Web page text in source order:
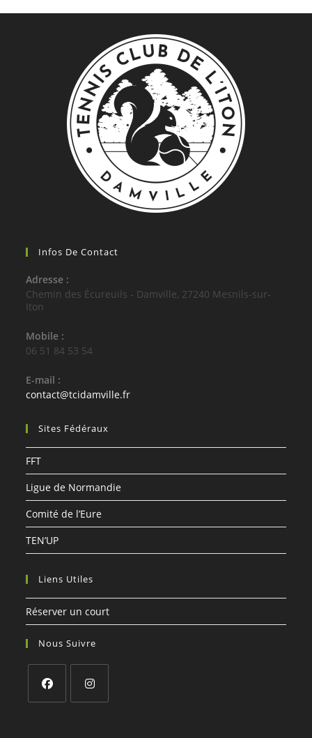
Infos De Contact
Adresse :
Chemin des Écureuils - Damville, 27240 Mesnils-sur-
Iton
Mobile :
06 51 84 53 54
E-mail :
contact@tcidamville.frS’ouvre
Sites Fédéraux
FFT
Ligue de Normandie
Comité de l’Eure
TEN’UP
Liens Utiles
Réserver un court
Nous Suivre